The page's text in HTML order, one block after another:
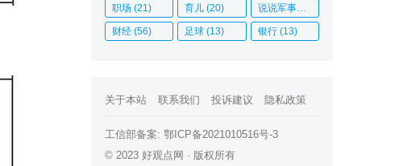
职场 (21) 育儿 (20) 说说军事历史
财经 (56) 足球 (13) 银行(13)
关于本站 联系我们 投诉建议 隐私政策
工信部备案: 鄂ICP备2021010516号-3
© 2023 好观点网 · 版权所有